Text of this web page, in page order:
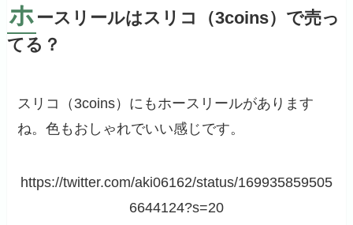
ホ ースリールはスリコ（3coins）で売っ
てる？
スリコ（3coins）にもホースリールがあります
ね。色もおしゃれでいい感じです。
https://twitter.com/aki06162/status/169935859505
6644124?s=20